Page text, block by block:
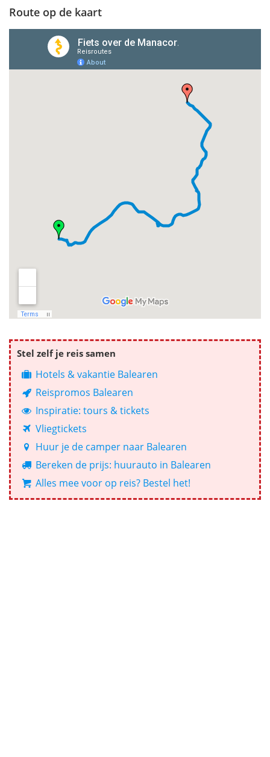
Route op de kaart
Stel zelf je reis samen
Hotels & vakantie Balearen
Reispromos Balearen
Inspiratie: tours & tickets
Vliegtickets
Huur je de camper naar Balearen
Bereken de prijs: huurauto in Balearen
Alles mee voor op reis? Bestel het!